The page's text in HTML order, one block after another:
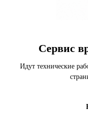
Сервис
Идут технические